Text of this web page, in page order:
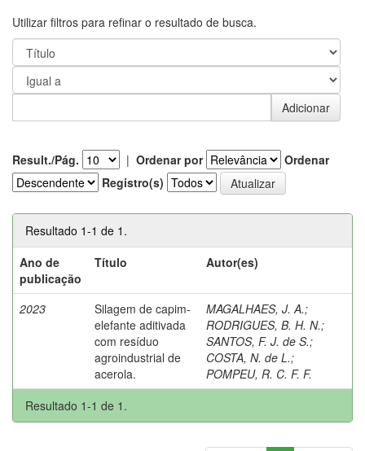
Utilizar filtros para refinar o resultado de busca.
Result./Pág. | Ordenar por
Ordenar
Registro(s)
Resultado 1-1 de 1.
Ano de
publicação
Título Autor(es)
2023
Silagem de capim-
elefante aditivada
com resíduo
agroindustrial de
acerola.
MAGALHAES, J. A.;
RODRIGUES, B. H. N.;
SANTOS, F. J. de S.;
COSTA, N. de L.;
POMPEU, R. C. F. F.
Resultado 1-1 de 1.